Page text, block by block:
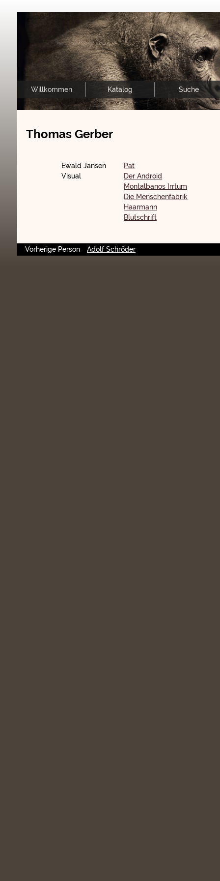
Willkommen Katalog Suche
Thomas Gerber
Ewald Jansen
Pat
Visual
Der Android
Montalbanos Irrtum
Die Menschenfabrik
Haarmann
Blutschrift
Vorherige Person Adolf Schröder